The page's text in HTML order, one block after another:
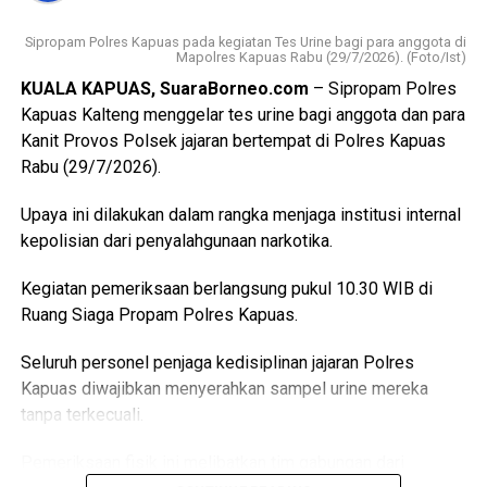
hari dan bahkan disertai ancaman akan membakar kamar
“Malam kejadian tersangka sempat datang ke lokasi dan
berkumpul bersama para korban. Namun usai kembali dari
menonton pertandingan final Piala Dunia ia kembali
korban,” katanya.
menggedor hingga mendobrak pintu kemudian masuk
sambil merusak sejumlah barang dan melanjutkan
pertengkaran.
Tak lama kemudian tersangka diduga menyiramkan sekitar
memicu kobaran api.
Sipropam Polres Kapuas pada kegiatan Tes Urine bagi para anggota di
Mapolres Kapuas Rabu (29/7/2026). (Foto/Ist)
KUALA KAPUAS, SuaraBorneo.com – Sipropam Polres
Kapuas Kalteng menggelar tes urine bagi anggota dan para
Kanit Provos Polsek jajaran bertempat di Polres Kapuas
Rabu (29/7/2026).
Upaya ini dilakukan dalam rangka menjaga institusi internal
kepolisian dari penyalahgunaan narkotika.
Kegiatan pemeriksaan berlangsung pukul 10.30 WIB di
Ruang Siaga Propam Polres Kapuas.
Seluruh personel penjaga kedisiplinan jajaran Polres
Kapuas diwajibkan menyerahkan sampel urine mereka
tanpa terkecuali.